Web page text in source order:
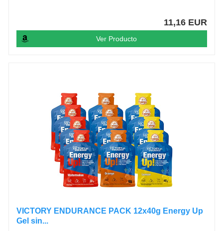
11,16 EUR
Ver Producto
VICTORY ENDURANCE PACK 12x40g Energy Up
Gel sin...